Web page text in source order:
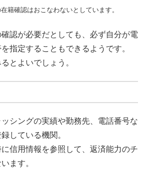
籍確認はおこなわないとしています。
認が必要だとしても、必ず自分が電
指定することもできるようです。
とよいでしょう。
シングの実績や勤務先、電話番号な
している機関。
信用情報を参照して、返済能力のチ
ます。